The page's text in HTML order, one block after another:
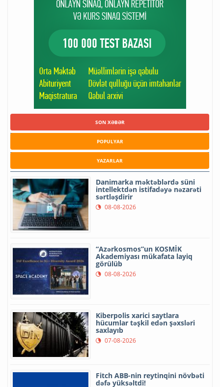
SON XƏBƏR
POPULYAR
YAZARLAR
Danimarka məktəblərdə süni
intellektdən istifadəyə nəzarəti
sərtləşdirir
08-08-2026
“Azərkosmos”un KOSMİK
Akademiyası mükafata layiq
görülüb
08-08-2026
Kiberpolis xarici saytlara
hücumlar təşkil edən şəxsləri
saxlayıb
07-08-2026
Fitch ABB-nin reytinqini növbəti
dəfə yüksəltdi!